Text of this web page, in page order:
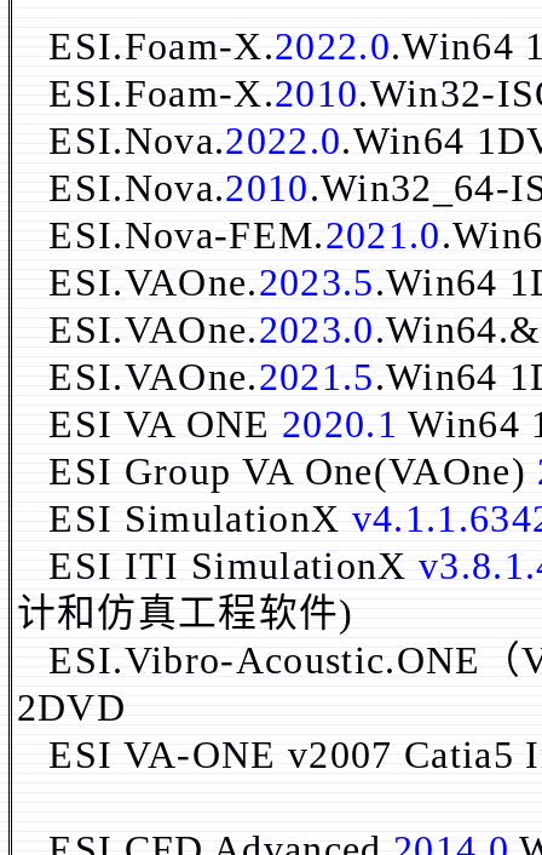
ESI.Foam-X.2022.0.Win64
ESI.Foam-X.2010.Win32-
ESI.Nova.2022.0.Win64
ESI.Nova.2010.Win32_64-
ESI.Nova-FEM.2021.0
ESI.VAOne.2023.5.Win64
ESI.VAOne.2023.0
ESI.VAOne.2021.5.Win64
ESI VA ONE 2020.1 Win64
ESI Group VA One(VAOne)
ESI SimulationX
ESI ITI SimulationX
计和仿真工程软件)
ESI.Vibro-Acoustic.ONE（
2DVD
ESI VA-ONE v2007 Catia5